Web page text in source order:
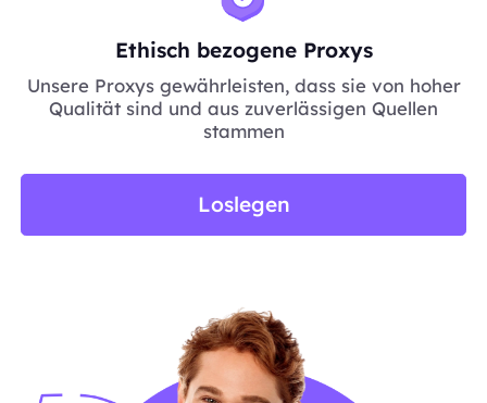
Ethisch bezogene Proxys
Unsere Proxys gewährleisten, dass sie von hoher
Qualität sind und aus zuverlässigen Quellen
stammen
Loslegen